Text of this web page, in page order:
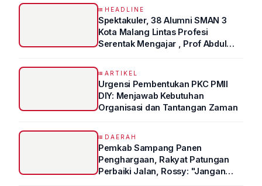
HEADLINE
Spektakuler, 38 Alumni SMAN 3
Kota Malang Lintas Profesi
Serentak Mengajar , Prof Abdul
ARTIKEL
Urgensi Pembentukan PKC PMII
DIY: Menjawab Kebutuhan
Organisasi dan Tantangan Zaman
DAERAH
Pemkab Sampang Panen
Penghargaan, Rakyat Patungan
Perbaiki Jalan, Rossy: "Jangan